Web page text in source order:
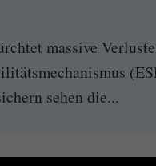
massive
sehen die...